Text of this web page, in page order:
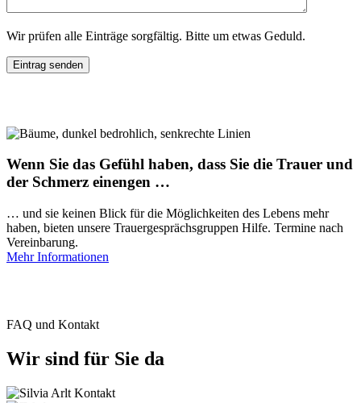
Wir prüfen alle Einträge sorgfältig. Bitte um etwas Geduld.
Wenn Sie das Gefühl haben, dass Sie die Trauer und
der Schmerz einengen …
… und sie keinen Blick für die Möglichkeiten des Lebens mehr
haben, bieten unsere Trauergesprächsgruppen Hilfe. Termine nach
Vereinbarung.
Mehr Informationen
FAQ und Kontakt
Wir sind für Sie da